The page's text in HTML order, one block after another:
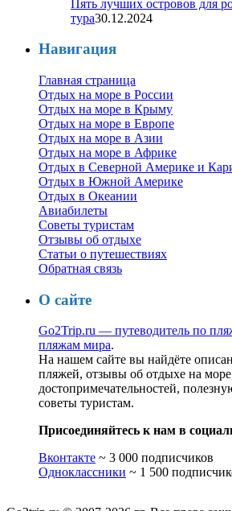
Пять лучших островов для
тура30.12.2024
Навигация
Главная страница
Отдых на море в России
Отдых на море в Крыму
Отдых на море в Европе
Отдых на море в Азии
Отдых на море в Африке
Отдых в Северной Америке и
Отдых в Южной Америке
Отдых в Океании
Авиабилеты
Советы туристам
Отзывы об отдыхе
Статьи о путешествиях
Обратная связь
О сайте
Go2Trip.ru — путеводитель по
пляжам мира.
На нашем сайте вы найдёте
пляжей, отзывы об отдыхе на
достопримечательностей,
советы туристам.
Присоединяйтесь к нам в
Вконтакте ~ 3 000 подписчиков
Одноклассники ~ 1 500